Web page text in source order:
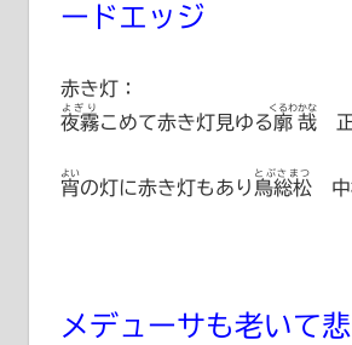
ードエッジ
赤き灯：
夜霧
よぎり
こめて赤き灯見ゆる廓
くるわ
哉
かな
宵
よい
の灯に赤き灯もあり 鳥総松
とぶさまつ
メデューサも老いて